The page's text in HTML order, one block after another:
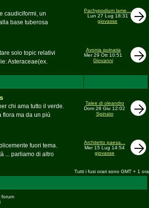
caudiciformi, un
base tuberosa
Pachypodium lame...
Lun 27 Lug 18:31
giovasse
solo topic relativi
Asteraceae(ex.
(ex. Labiatae) gen.
Peperomiaceae gen.
succulente);
Monsonia
Avonia quinaria
Mer 29 Ott 10:51
Giovanni
chi ama tutto il verde.
flora ma da un più
Talee di oleandro
Dom 28 Giu 12:02
Spinato
fuori tema.
... parliamo di altro
Architetto paesa...
Mer 15 Lug 14:54
giovasse
Tutti i fusi orari sono GMT + 1 ora
forum